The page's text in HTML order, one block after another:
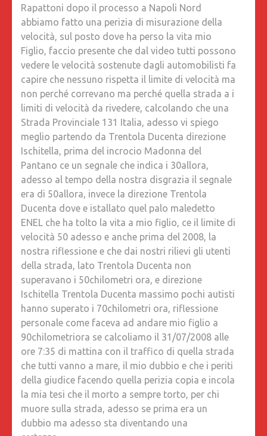
Rapattoni dopo il processo a Napoli Nord
abbiamo fatto una perizia di misurazione della
velocità, sul posto dove ha perso la vita mio
Figlio, faccio presente che dal video tutti possono
vedere le velocità sostenute dagli automobilisti fa
capire che nessuno rispetta il limite di velocità ma
non perché correvano ma perché quella strada a i
limiti di velocità da rivedere, calcolando che una
Strada Provinciale 131 Italia, adesso vi spiego
meglio partendo da Trentola Ducenta direzione
Ischitella, prima del incrocio Madonna del
Pantano ce un segnale che indica i 30allora,
adesso al tempo della nostra disgrazia il segnale
era di 50allora, invece la direzione Trentola
Ducenta dove e istallato quel palo maledetto
ENEL che ha tolto la vita a mio figlio, ce il limite di
velocità 50 adesso e anche prima del 2008, la
nostra riflessione e che dai nostri rilievi gli utenti
della strada, lato Trentola Ducenta non
superavano i 50chilometri ora, e direzione
Ischitella Trentola Ducenta massimo pochi autisti
hanno superato i 70chilometri ora, riflessione
personale come faceva ad andare mio figlio a
90chilometriora se calcoliamo il 31/07/2008 alle
ore 7:35 di mattina con il traffico di quella strada
che tutti vanno a mare, il mio dubbio e che i periti
della giudice facendo quella perizia copia e incola
la mia tesi che il morto a sempre torto, per chi
muore sulla strada, adesso se prima era un
dubbio ma adesso sta diventando una